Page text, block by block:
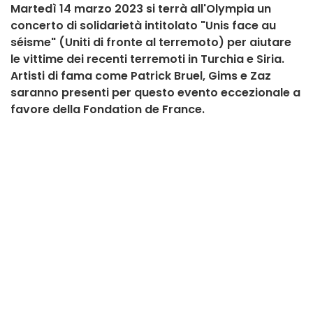
Martedì 14 marzo 2023 si terrà all'Olympia un
concerto di solidarietà intitolato "Unis face au
séisme" (Uniti di fronte al terremoto) per aiutare
le vittime dei recenti terremoti in Turchia e Siria.
Artisti di fama come Patrick Bruel, Gims e Zaz
saranno presenti per questo evento eccezionale a
favore della Fondation de France.